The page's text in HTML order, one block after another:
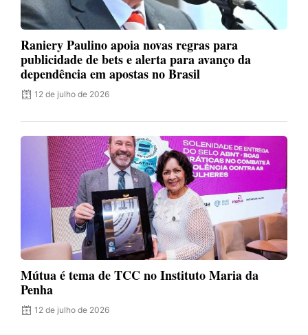
Raniery Paulino apoia novas regras para
publicidade de bets e alerta para avanço da
dependência em apostas no Brasil
12 de julho de 2026
Mútua é tema de TCC no Instituto Maria da
Penha
12 de julho de 2026